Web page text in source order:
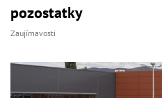
pozostatky
Zaujímavosti